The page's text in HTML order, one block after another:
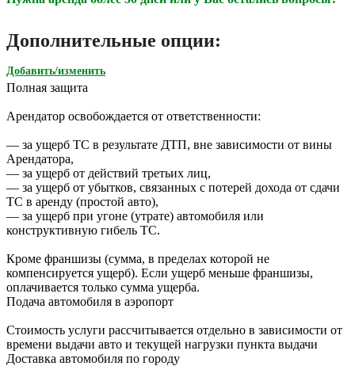
Дополнительные опции:
Добавить/изменить
Полная защита
Арендатор освобождается от ответственности:
— за ущерб ТС в результате ДТП, вне зависимости от вины
Арендатора,
— за ущерб от действий третьих лиц,
— за ущерб от убытков, связанных с потерей дохода от сдачи
ТС в аренду (простой авто),
— за ущерб при угоне (утрате) автомобиля или
конструктивную гибель ТС.
Кроме франшизы (сумма, в пределах которой не
компенсируется ущерб). Если ущерб меньше франшизы,
оплачивается только сумма ущерба.
Подача автомобиля в аэропорт
Стоимость услуги рассчитывается отдельно в зависимости от
времени выдачи авто и текущей нагрузки пункта выдачи
Доставка автомобиля по городу